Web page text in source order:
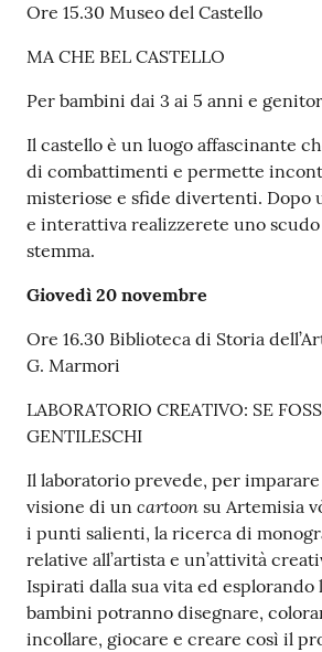
Ore 15.30 Museo del Castello
MA CHE BEL CASTELLO
Per bambini dai 3 ai 5 anni e
Il castello è un luogo affascinante
di combattimenti e permette
misteriose e sfide divertenti. Dopo
e interattiva realizzerete uno
stemma.
Giovedì 20 novembre
Ore 16.30 Biblioteca di Storia
G. Marmori
LABORATORIO CREATIVO: SE
GENTILESCHI
Il laboratorio prevede, per
visione di un cartoon su Artemisia
i punti salienti, la ricerca di
relative all’artista e un’attività
Ispirati dalla sua vita ed esplorando
bambini potranno disegnare,
incollare, giocare e creare così il